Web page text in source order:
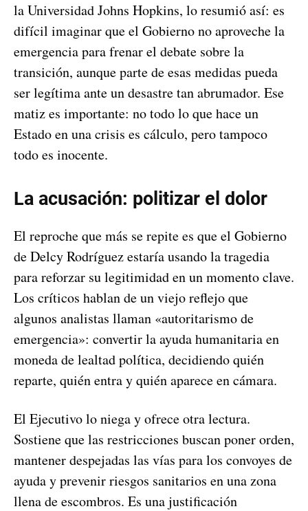
la Universidad Johns Hopkins, lo resumió así: es
difícil imaginar que el Gobierno no aproveche la
emergencia para frenar el debate sobre la
transición, aunque parte de esas medidas pueda
ser legítima ante un desastre tan abrumador. Ese
matiz es importante: no todo lo que hace un
Estado en una crisis es cálculo, pero tampoco
todo es inocente.
La acusación: politizar el dolor
El reproche que más se repite es que el Gobierno
de Delcy Rodríguez estaría usando la tragedia
para reforzar su legitimidad en un momento clave.
Los críticos hablan de un viejo reflejo que
algunos analistas llaman «autoritarismo de
emergencia»: convertir la ayuda humanitaria en
moneda de lealtad política, decidiendo quién
reparte, quién entra y quién aparece en cámara.
El Ejecutivo lo niega y ofrece otra lectura.
Sostiene que las restricciones buscan poner orden,
mantener despejadas las vías para los convoyes de
ayuda y prevenir riesgos sanitarios en una zona
llena de escombros. Es una justificación